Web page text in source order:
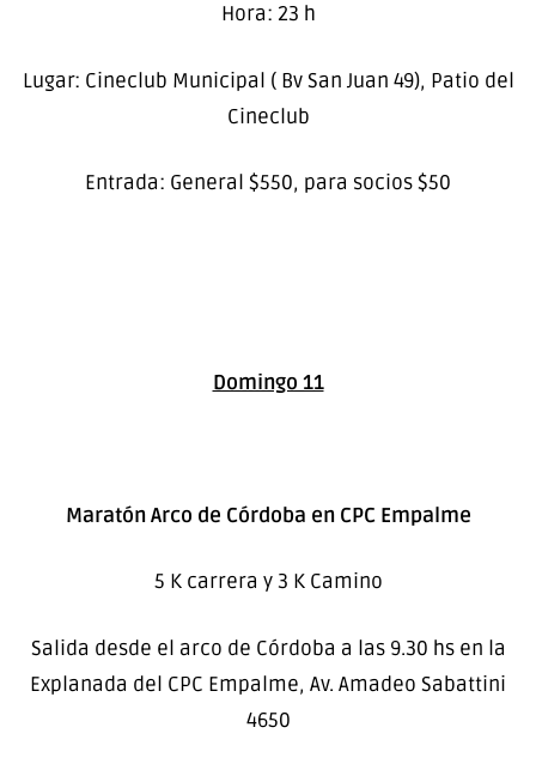
Hora: 23 h
Lugar: Cineclub Municipal ( Bv San Juan 49), Patio del
Cineclub
Entrada: General $550, para socios $50
Domingo 11
Maratón Arco de Córdoba en CPC Empalme
5 K carrera y 3 K Camino
Salida desde el arco de Córdoba a las 9.30 hs en la
Explanada del CPC Empalme, Av. Amadeo Sabattini
4650